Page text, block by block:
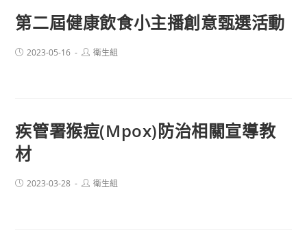
第二屆健康飲食小主播創意甄選活動
Post2023-05-16
Post衛生組
疾管署猴痘(Mpox)防治相關宣導教
材
Post2023-03-28
Post衛生組